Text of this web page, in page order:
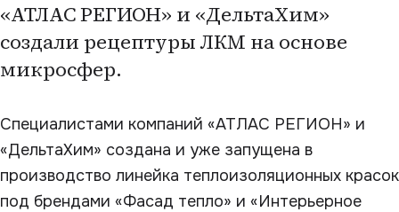
«АТЛАС РЕГИОН» и «ДельтаХим»
создали рецептуры ЛКМ на основе
микросфер.
Специалистами компаний «АТЛАС РЕГИОН» и
«ДельтаХим» создана и уже запущена в
производство линейка теплоизоляционных красок
под брендами «Фасад тепло» и «Интерьерное